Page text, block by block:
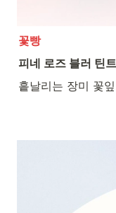
꽃빵
피네 로즈 블러 틴트
흩날리는 장미 꽃